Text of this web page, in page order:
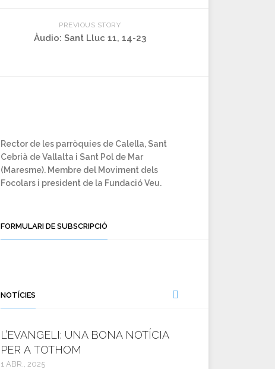
PREVIOUS STORY
Àudio: Sant Lluc 11, 14-23
Rector de les parròquies de Calella, Sant
Cebrià de Vallalta i Sant Pol de Mar
(Maresme). Membre del Moviment dels
Focolars i president de la Fundació Veu.
FORMULARI DE SUBSCRIPCIÓ
NOTÍCIES
L’EVANGELI: UNA BONA NOTÍCIA
PER A TOTHOM
1 ABR., 2025